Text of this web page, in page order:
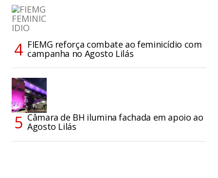
FIEMG reforça combate ao feminicídio com
campanha no Agosto Lilás
Câmara de BH ilumina fachada em apoio ao
Agosto Lilás